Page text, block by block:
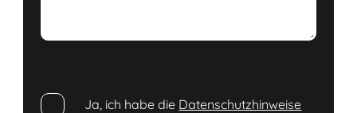
Ja, ich habe die Datenschutzhinweise